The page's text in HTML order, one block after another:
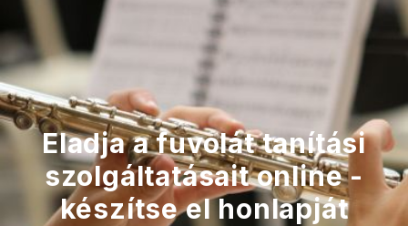
Eladja a fuvolát tanítási
szolgáltatásait online -
készítse el honlapját